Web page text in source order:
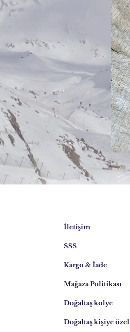
İletişim
SSS
Kargo & İade
Mağaza Politikası
Doğaltaş kolye
Doğaltaş kişiye özel